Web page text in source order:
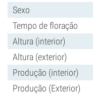
Sexo
Tempo de floração
Altura (interior)
Altura (exterior)
Produção (interior)
Produção (Exterior)